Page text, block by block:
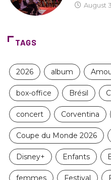
August
TAGS
2026 album
box-office Brésil
concert Corventina
Coupe du Monde 2026
Disney+ Enfants
femmes Festival